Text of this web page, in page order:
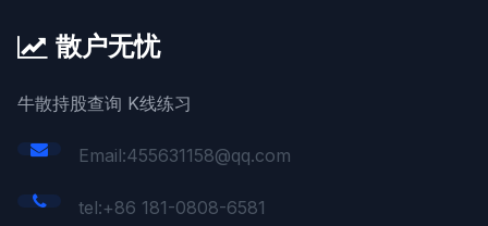
散户无忧
牛散持股查询 K线练习
Email:455631158@qq.com
tel:+86 181-0808-6581